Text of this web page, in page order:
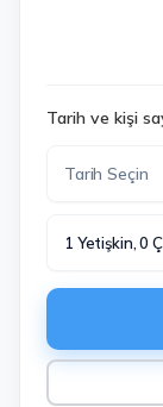
Tarih ve kişi
1 Yetişkin, 0